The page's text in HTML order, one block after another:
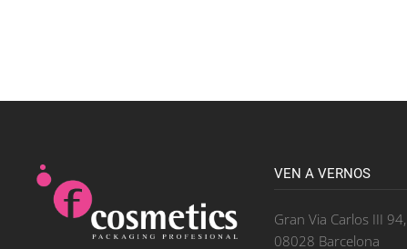
VEN A VERNOS
Gran Via Carlos III
08028 Barcelona